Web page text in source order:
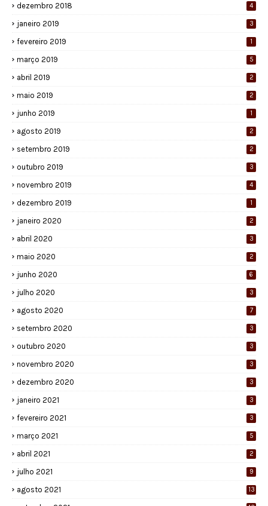
dezembro 2018 4
janeiro 2019 3
fevereiro 2019 1
março 2019 5
abril 2019 2
maio 2019 2
junho 2019 1
agosto 2019 2
setembro 2019 2
outubro 2019 3
novembro 2019 4
dezembro 2019 1
janeiro 2020 2
abril 2020 3
maio 2020 2
junho 2020 6
julho 2020 3
agosto 2020 7
setembro 2020 3
outubro 2020 3
novembro 2020 3
dezembro 2020 3
janeiro 2021 3
fevereiro 2021 3
março 2021 5
abril 2021 2
julho 2021 9
agosto 2021 13